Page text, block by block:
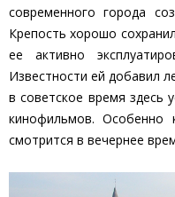
современного города
Крепость хорошо
ее активно
Известности ей добавил
в советское время здесь
кинофильмов. Особенно
смотрится в вечернее